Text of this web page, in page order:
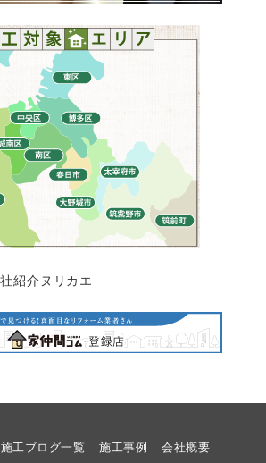
施工ブログ一覧 施工事例 会社概要